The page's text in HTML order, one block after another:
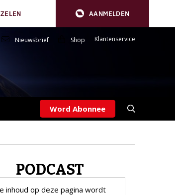
AANMELDEN
Nieuwsbrief Shop Klantenservice
Word Abonnee
PODCAST
inhoud op deze pagina wordt